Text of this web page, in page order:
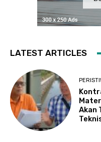
LATEST ARTICLES
Akan